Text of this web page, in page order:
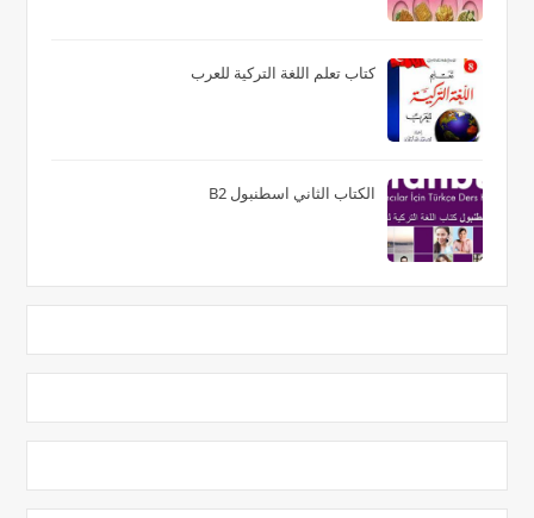
كتاب تعلم اللغة التركية للعرب
الكتاب الثاني اسطنبول B2